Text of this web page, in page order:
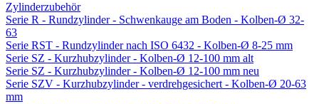
Zylinderzubehör
Serie R - Rundzylinder - Schwenkauge am Boden - Kolben-Ø 32-
63
Serie RST - Rundzylinder nach ISO 6432 - Kolben-Ø 8-25 mm
Serie SZ - Kurzhubzylinder - Kolben-Ø 12-100 mm alt
Serie SZ - Kurzhubzylinder - Kolben-Ø 12-100 mm neu
Serie SZV - Kurzhubzylinder - verdrehgesichert - Kolben-Ø 20-63
mm